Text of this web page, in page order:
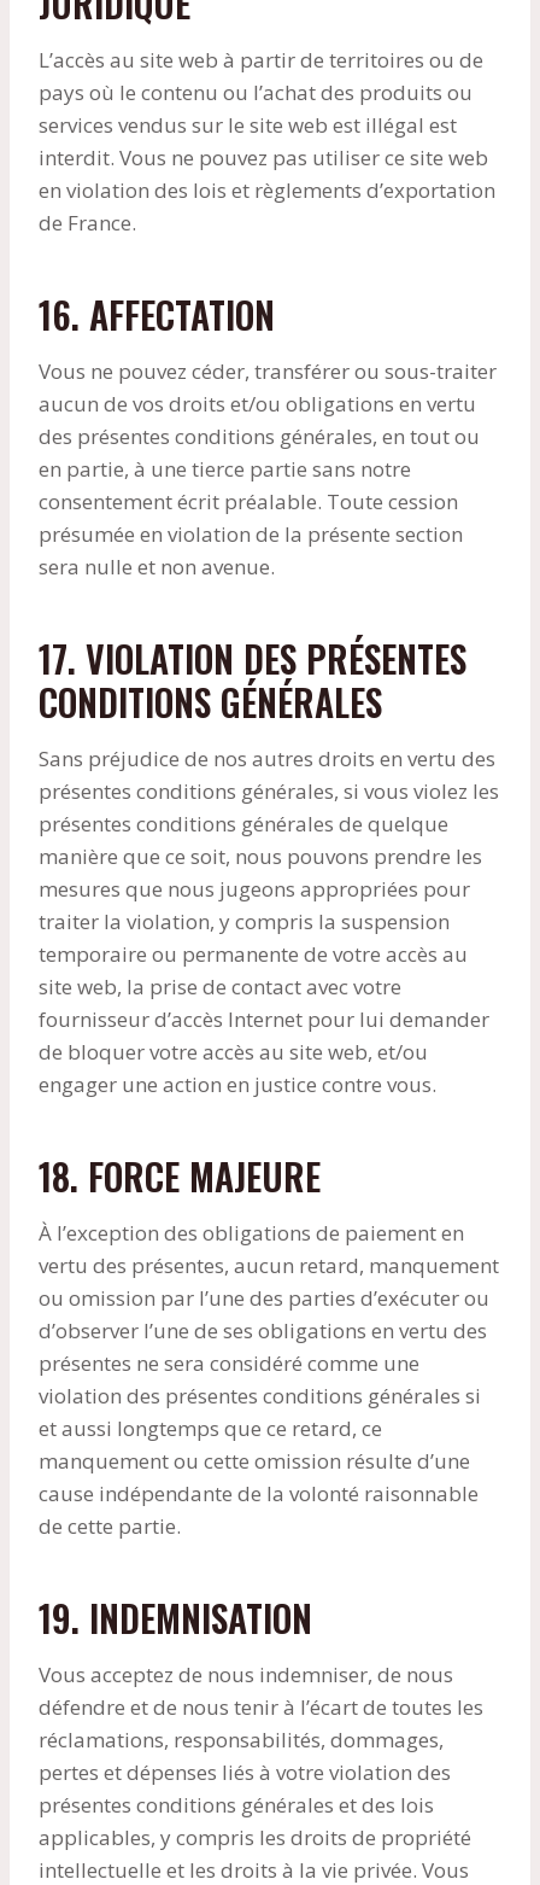
L’accès au site web à partir de territoires ou de
pays où le contenu ou l’achat des produits ou
services vendus sur le site web est illégal est
interdit. Vous ne pouvez pas utiliser ce site web
en violation des lois et règlements d’exportation
de France.
16. AFFECTATION
Vous ne pouvez céder, transférer ou sous-traiter
aucun de vos droits et/ou obligations en vertu
des présentes conditions générales, en tout ou
en partie, à une tierce partie sans notre
consentement écrit préalable. Toute cession
présumée en violation de la présente section
sera nulle et non avenue.
17. VIOLATION DES PRÉSENTES
CONDITIONS GÉNÉRALES
Sans préjudice de nos autres droits en vertu des
présentes conditions générales, si vous violez les
présentes conditions générales de quelque
manière que ce soit, nous pouvons prendre les
mesures que nous jugeons appropriées pour
traiter la violation, y compris la suspension
temporaire ou permanente de votre accès au
site web, la prise de contact avec votre
fournisseur d’accès Internet pour lui demander
de bloquer votre accès au site web, et/ou
engager une action en justice contre vous.
18. FORCE MAJEURE
À l’exception des obligations de paiement en
vertu des présentes, aucun retard, manquement
ou omission par l’une des parties d’exécuter ou
d’observer l’une de ses obligations en vertu des
présentes ne sera considéré comme une
violation des présentes conditions générales si
et aussi longtemps que ce retard, ce
manquement ou cette omission résulte d’une
cause indépendante de la volonté raisonnable
de cette partie.
19. INDEMNISATION
Vous acceptez de nous indemniser, de nous
défendre et de nous tenir à l’écart de toutes les
réclamations, responsabilités, dommages,
pertes et dépenses liés à votre violation des
présentes conditions générales et des lois
applicables, y compris les droits de propriété
intellectuelle et les droits à la vie privée. Vous